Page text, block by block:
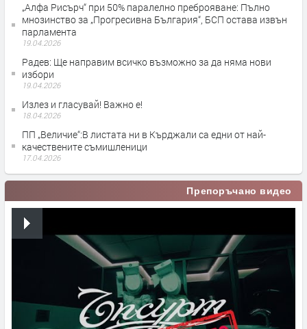
„Алфа Рисърч“ при 50% паралелно преброяване: Пълно
мнозинство за „Прогресивна България“, БСП остава извън
парламента
19.04.2026
Радев: Ще направим всичко възможно за да няма нови
избори
19.04.2026
Излез и гласувай! Важно е!
18.04.2026
ПП „Величие“:В листата ни в Кърджали са едни от най-
качествените съмишленици
17.04.2026
Препоръчано видео